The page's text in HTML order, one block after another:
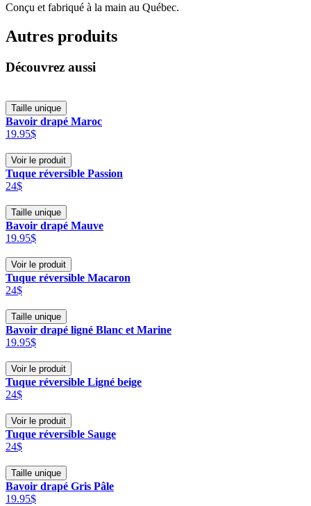
Conçu et fabriqué à la main au Québec.
Autres produits
Découvrez aussi
Taille unique
Bavoir drapé Maroc
19.95$
Voir le produit
Tuque réversible Passion
24$
Taille unique
Bavoir drapé Mauve
19.95$
Voir le produit
Tuque réversible Macaron
24$
Taille unique
Bavoir drapé ligné Blanc et Marine
19.95$
Voir le produit
Tuque réversible Ligné beige
24$
Voir le produit
Tuque réversible Sauge
24$
Taille unique
Bavoir drapé Gris Pâle
19.95$